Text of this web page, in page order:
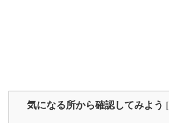
気になる所から確認してみよう [